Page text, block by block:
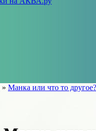
» Манка или что то другое?